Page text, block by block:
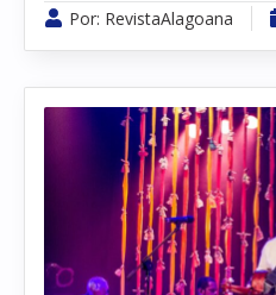
Por: RevistaAlagoana